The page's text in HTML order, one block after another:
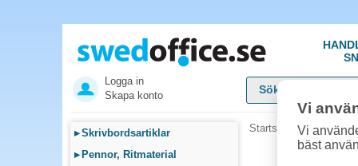
Logga in
Skapa konto
▸Skrivbordsartiklar
▸ Pennor, Ritmaterial
Startsida »
Vi
Vi
bäst